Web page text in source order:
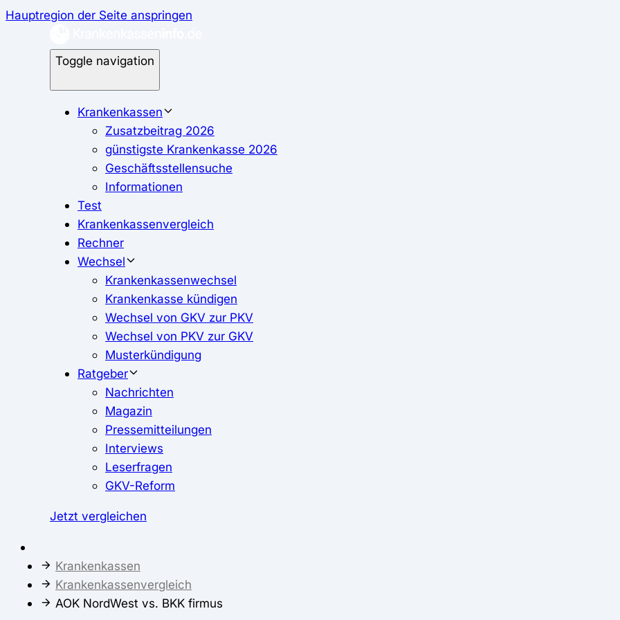
Hauptregion der Seite anspringen
Toggle navigation
Krankenkassen
Zusatzbeitrag 2026
günstigste Krankenkasse 2026
Geschäftsstellensuche
Informationen
Test
Krankenkassenvergleich
Rechner
Wechsel
Krankenkassenwechsel
Krankenkasse kündigen
Wechsel von GKV zur PKV
Wechsel von PKV zur GKV
Musterkündigung
Ratgeber
Nachrichten
Magazin
Pressemitteilungen
Interviews
Leserfragen
GKV-Reform
Jetzt vergleichen
Krankenkassen
Krankenkassenvergleich
AOK NordWest vs. BKK firmus